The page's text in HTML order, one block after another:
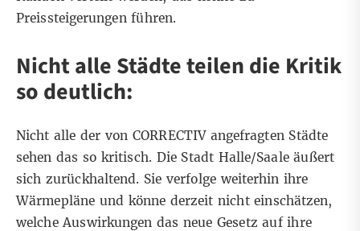
Preissteigerungen führen.
Nicht alle Städte teilen die Kritik
so deutlich:
Nicht alle der von CORRECTIV angefragten Städte
sehen das so kritisch. Die Stadt Halle/Saale äußert
sich zurückhaltend. Sie verfolge weiterhin ihre
Wärmepläne und könne derzeit nicht einschätzen,
welche Auswirkungen das neue Gesetz auf ihre